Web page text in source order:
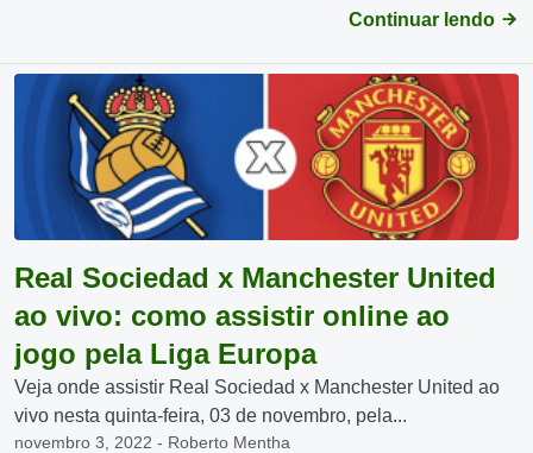
Continuar lendo
Real Sociedad x Manchester United
ao vivo: como assistir online ao
jogo pela Liga Europa
Veja onde assistir Real Sociedad x Manchester United ao
vivo nesta quinta-feira, 03 de novembro, pela...
novembro 3, 2022 - Roberto Mentha